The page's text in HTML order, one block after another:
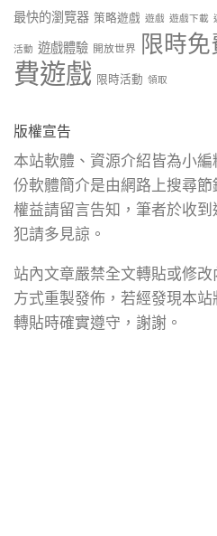
最快的瀏覽器 策略遊戲 遊戲 遊戲下載
活動 遊戲體驗 開放世界 限時免
費遊戲 限時活動 領取
版權宣告
本站軟體、資源介紹皆為小
份軟體簡介是由網路上搜尋
權益請留言告知，筆者於收
犯請多見諒。
站內文章嚴禁全文轉貼或修
方式重製發佈，若經發現本
轉貼時確實遵守，謝謝。